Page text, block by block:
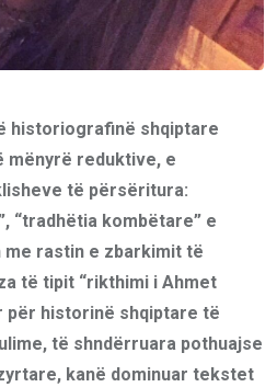
historiografinë shqiptare
mënyrë reduktive, e
të përsëritura:
“tradhëtia kombëtare” e
rastin e zbarkimit të
të tipit “rikthimi i Ahmet
historinë shqiptare të
të shndërruara pothuajse
kanë dominuar tekstet